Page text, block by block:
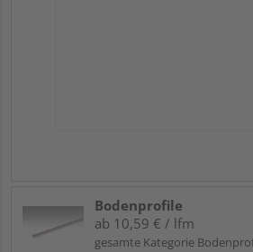
Bodenprofile
ab 10,59 € / lfm
gesamte Kategorie